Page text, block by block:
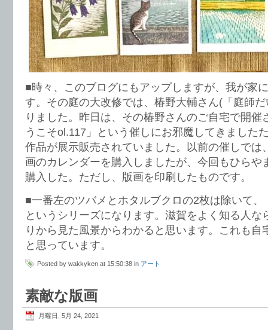
■時々、このブログにもアップしますが、我が家
す。その庭の大改修では、椿野大輔さん(「庭師
りました。昨日は、その椿野さんのご自宅で開催
うこそol.117」という催しにお邪魔してきました
作品が展示販売されていました。以前の催しでは
画のカレンダーを購入しましたが、今回もひらや
購入した。ただし、版画を印刷したものです。
■一番左のツバメとホタルブクロの2枚は除いて
というシリーズになります。滋賀をよく知る人な
りから見た風景からわかると思います。これも自
と思っています。
Posted by wakkyken at 15:50:38 in アート
素敵な版画
月曜日, 5月 24, 2021